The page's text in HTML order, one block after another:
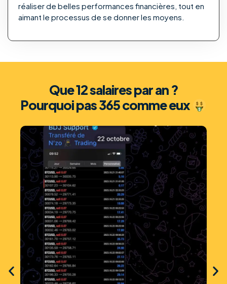
réaliser de belles performances financières, tout en
aimant le processus de se donner les moyens.
Que 12 salaires par an ?
Pourquoi pas 365 comme eux